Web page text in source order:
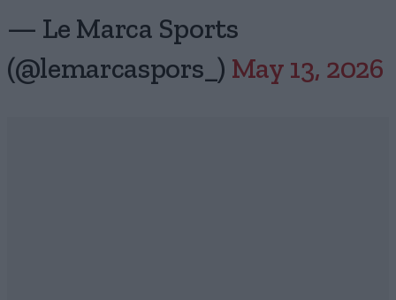
— Le Marca Sports
(@lemarcaspors_) May 13, 2026